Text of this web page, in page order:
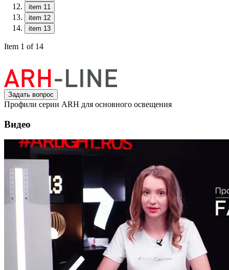
item 11
item 12
item 13
Item 1 of 14
Задать вопрос
Профили серии ARH для основного освещения
Видео